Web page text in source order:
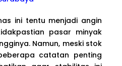
ini tentu menjadi angin
pasar minyak
Namun, meski stok
catatan penting